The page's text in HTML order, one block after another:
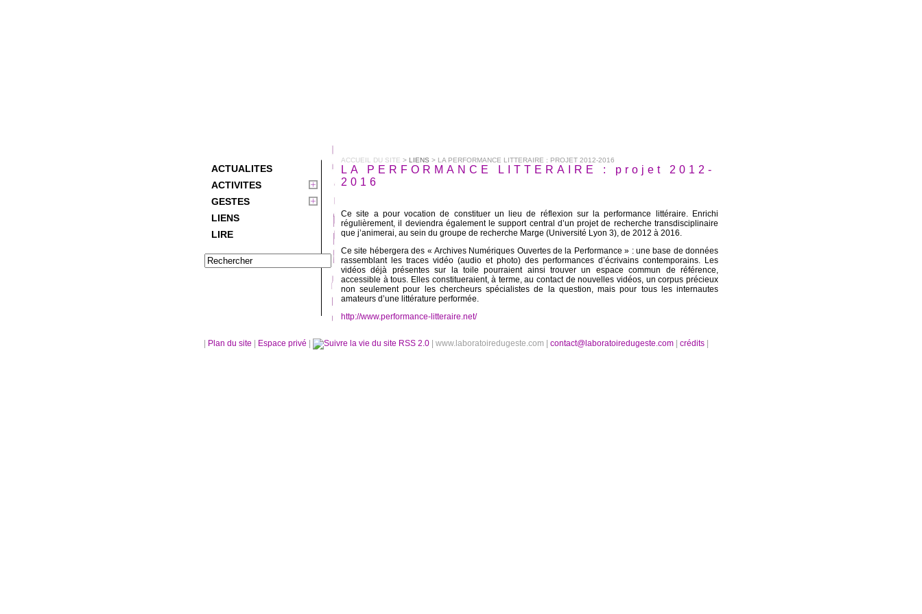
ACTUALITES
ACTIVITES
GESTES
LIENS
LIRE
ACCUEIL DU SITE > LIENS > LA PERFORMANCE LITTERAIRE : PROJET 2012-2016
LA PERFORMANCE LITTERAIRE : projet 2012-
2016
Ce site a pour vocation de constituer un lieu de réflexion sur la performance littéraire. Enrichi
régulièrement, il deviendra également le support central d’un projet de recherche transdisciplinaire
que j’animerai, au sein du groupe de recherche Marge (Université Lyon 3), de 2012 à 2016.
Ce site hébergera des « Archives Numériques Ouvertes de la Performance » : une base de données
rassemblant les traces vidéo (audio et photo) des performances d’écrivains contemporains. Les
vidéos déjà présentes sur la toile pourraient ainsi trouver un espace commun de référence,
accessible à tous. Elles constitueraient, à terme, au contact de nouvelles vidéos, un corpus précieux
non seulement pour les chercheurs spécialistes de la question, mais pour tous les internautes
amateurs d’une littérature performée.
http://www.performance-litteraire.net/
Plan du site Espace privé RSS 2.0 | www.laboratoiredugeste.com | contact@laboratoiredugeste.com crédits